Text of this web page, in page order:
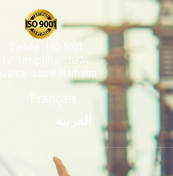
Certifié : ISO 9001
N° simplifié : 1874
Qualité : Label Marhaba
Français
العربية